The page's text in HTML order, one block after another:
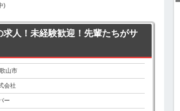
)
人！未経験歓迎！先輩たちがサ
山市
会社
ー